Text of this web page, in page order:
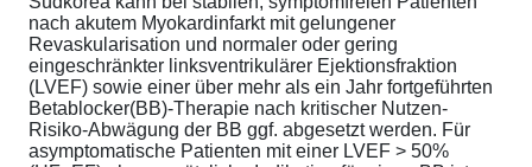
nach akutem Myokardinfarkt mit gelungener
Revaskularisation und normaler oder gering
eingeschränkter linksventrikulärer Ejektionsfraktion
(LVEF) sowie einer über mehr als ein Jahr fortgeführten
Betablocker(BB)-Therapie nach kritischer Nutzen-
Risiko-Abwägung der BB ggf. abgesetzt werden. Für
asymptomatische Patienten mit einer LVEF > 50%